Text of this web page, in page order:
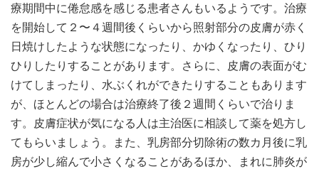
療期間中に倦怠感を感じる患者さんもいるようです。治療
を開始して２〜４週間後くらいから照射部分の皮膚が赤く
日焼けしたような状態になったり、かゆくなったり、ひり
ひりしたりすることがあります。さらに、皮膚の表面がむ
けてしまったり、水ぶくれができたりすることもあります
が、ほとんどの場合は治療終了後２週間くらいで治りま
す。皮膚症状が気になる人は主治医に相談して薬を処方し
てもらいましょう。また、乳房部分切除術の数カ月後に乳
房が少し縮んで小さくなることがあるほか、まれに肺炎が